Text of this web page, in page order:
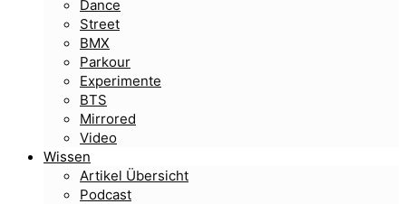
Dance
Street
BMX
Parkour
Experimente
BTS
Mirrored
Video
Wissen
Artikel Übersicht
Podcast